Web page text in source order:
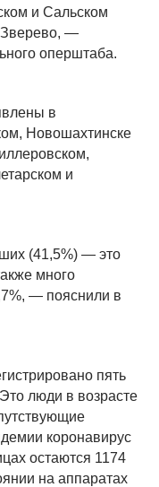
и Сальском
Зверево, —
оперштаба.
в
Новошахтинске
и
(41,5%) — это
много
— пояснили в
пять
люди в возрасте
коронавирус
остаются 1174
на аппаратах